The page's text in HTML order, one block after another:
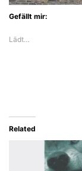
Gefällt mir:
Lädt…
Related